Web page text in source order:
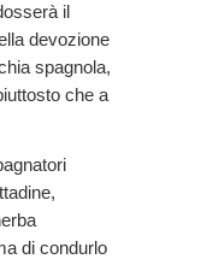
il
devozione
spagnola,
che a
di condurlo